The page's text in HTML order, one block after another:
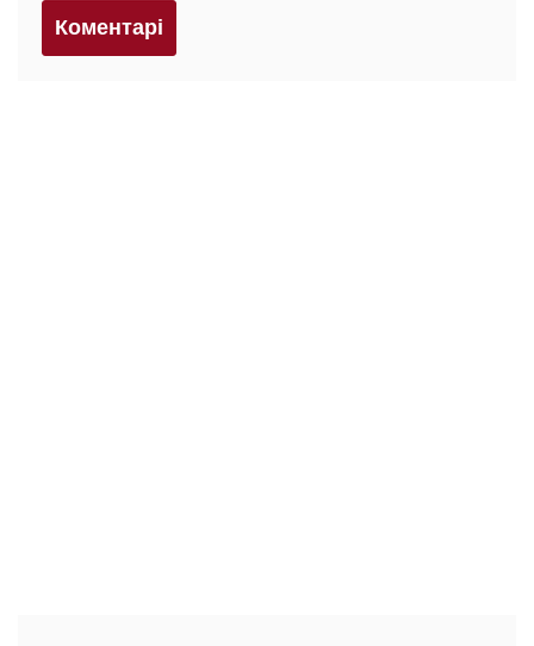
Коментарi